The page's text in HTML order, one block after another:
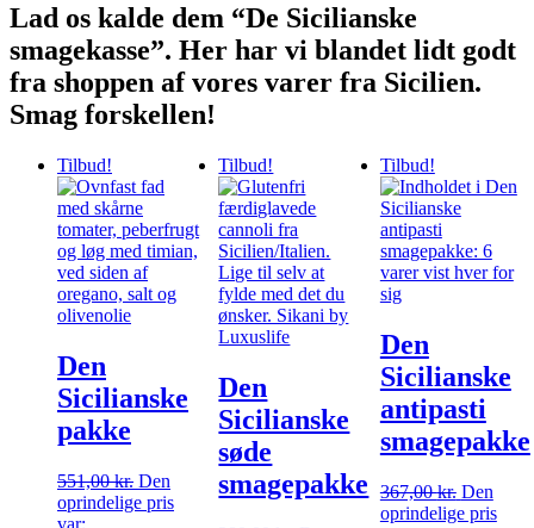
Lad os kalde dem “De Sicilianske
smagekasse”. Her har vi blandet lidt godt
fra shoppen af vores varer fra Sicilien.
Smag forskellen!
Tilbud!
Den
Sicilianske
pakke
551,00kr. Den
oprindelige pris
var:
Tilbud!
Den
Sicilianske
søde
smagepakke
Tilbud!
Den
Sicilianske
antipasti
smagepakke
367,00kr. Den
oprindelige pris